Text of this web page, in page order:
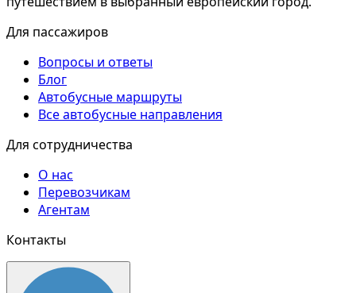
Для пассажиров
Вопросы и ответы
Блог
Автобусные маршруты
Все автобусные направления
Для сотрудничества
О нас
Перевозчикам
Агентам
Контакты